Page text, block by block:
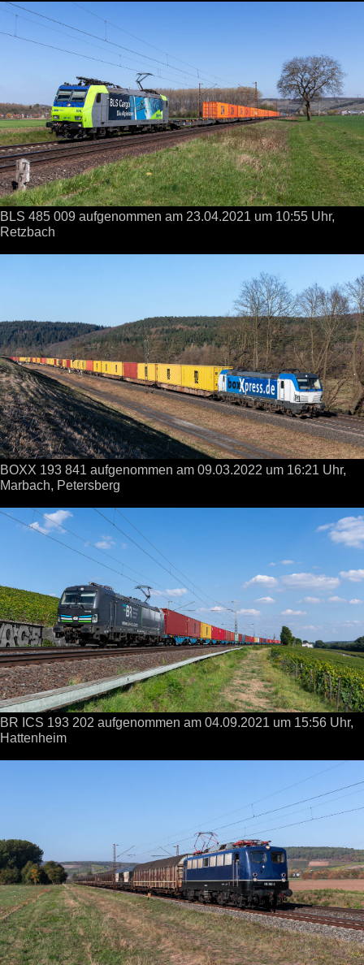
BLS 485 009 aufgenommen am 23.04.2021 um 10:55 Uhr,
Retzbach
BOXX 193 841 aufgenommen am 09.03.2022 um 16:21 Uhr,
Marbach, Petersberg
BR ICS 193 202 aufgenommen am 04.09.2021 um 15:56 Uhr,
Hattenheim